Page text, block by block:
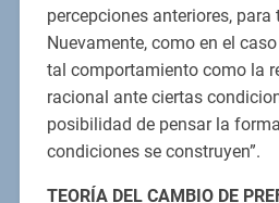
percepciones anteriores, para
Nuevamente, como en el
tal comportamiento como la
racional ante ciertas
posibilidad de pensar la
condiciones se construyen”.
TEORÍA DEL CAMBIO DE